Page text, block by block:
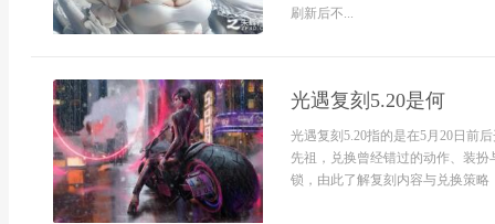
刷新后不...
光遇复刻5.20是何
光遇复刻5.20指的是在5月20日前
先祖，兑换曾经错过的动作、装
锁，由此了解复刻内容与兑换策